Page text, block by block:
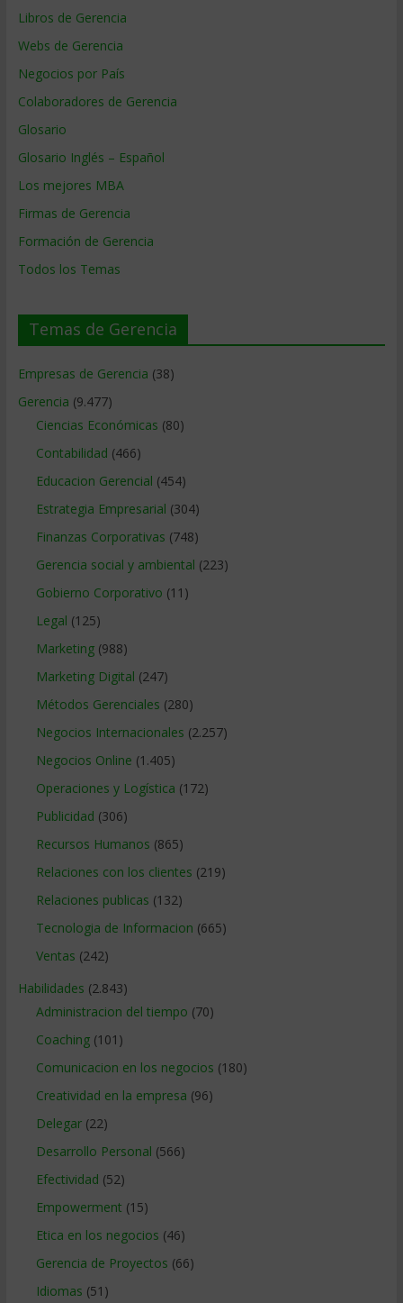
Libros de Gerencia
Webs de Gerencia
Negocios por País
Colaboradores de Gerencia
Glosario
Glosario Inglés – Español
Los mejores MBA
Firmas de Gerencia
Formación de Gerencia
Todos los Temas
Temas de Gerencia
Empresas de Gerencia (38)
Gerencia (9.477)
Ciencias Económicas (80)
Contabilidad (466)
Educacion Gerencial (454)
Estrategia Empresarial (304)
Finanzas Corporativas (748)
Gerencia social y ambiental (223)
Gobierno Corporativo (11)
Legal (125)
Marketing(988)
Marketing Digital (247)
Métodos Gerenciales (280)
Negocios Internacionales (2.257)
Negocios Online (1.405)
Operaciones y Logística (172)
Publicidad (306)
Recursos Humanos (865)
Relaciones con los clientes (219)
Relaciones publicas (132)
Tecnologia de Informacion (665)
Ventas (242)
Habilidades (2.843)
Administracion del tiempo (70)
Coaching(101)
Comunicacion en los negocios (180)
Creatividad en la empresa (96)
Delegar(22)
Desarrollo Personal (566)
Efectividad (52)
Empowerment (15)
Etica en los negocios (46)
Gerencia de Proyectos (66)
Idiomas (51)